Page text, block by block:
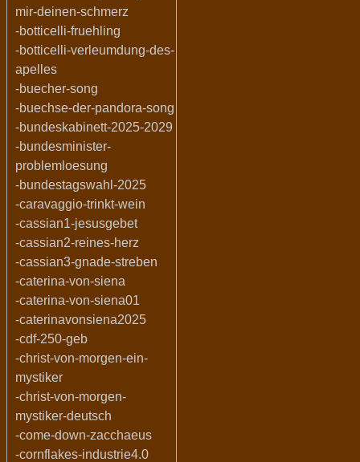
mir-deinen-schmerz
-botticelli-fruehling
-botticelli-verleumdung-des-
apelles
-buecher-song
-buechse-der-pandora-song
-bundeskabinett-2025-2029
-bundesminister-
problemloesung
-bundestagswahl-2025
-caravaggio-trinkt-wein
-cassian1-jesusgebet
-cassian2-reines-herz
-cassian3-gnade-streben
-caterina-von-siena
-caterina-von-siena01
-caterinavonsiena2025
-cdf-250-geb
-christ-von-morgen-ein-
mystiker
-christ-von-morgen-
mystiker-deutsch
-come-down-zacchaeus
-cornflakes-industrie4.0